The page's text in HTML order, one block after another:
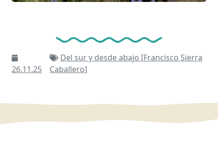
26.11.25
Del sur y desde abajo [Francisco Sierra
Caballero]